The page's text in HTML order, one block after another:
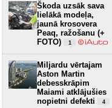
Škoda uzsāk sava
lielākā modeļa,
jaunā krosovera
Peaq, ražošanu (+
FOTO)
1
Miljardu vērtajam
Aston Martin
debesskrāpim
Maiami atklājušies
nopietni defekti
4